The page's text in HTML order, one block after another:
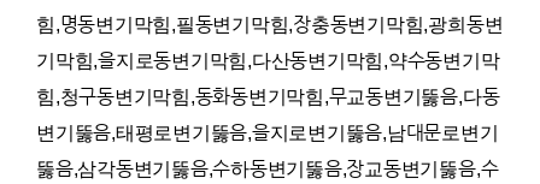
힘,명동변기막힘,필동변기막힘,장충동변기막힘,광희동변
기막힘,을지로동변기막힘,다산동변기막힘,약수동변기막
힘,청구동변기막힘,동화동변기막힘,무교동변기뚫음,다동
변기뚫음,태평로변기뚫음,을지로변기뚫음,남대문로변기
뚫음,삼각동변기뚫음,수하동변기뚫음,장교동변기뚫음,수